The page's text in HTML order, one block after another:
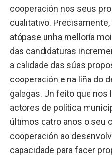
cooperación nos seus
cualitativo.
atópase unha melloría
das candidaturas
a calidade das súas
cooperación e na liña do
galegas. Un feito que nos
actores de política
últimos catro anos o seu
cooperación ao
capacidade para facer